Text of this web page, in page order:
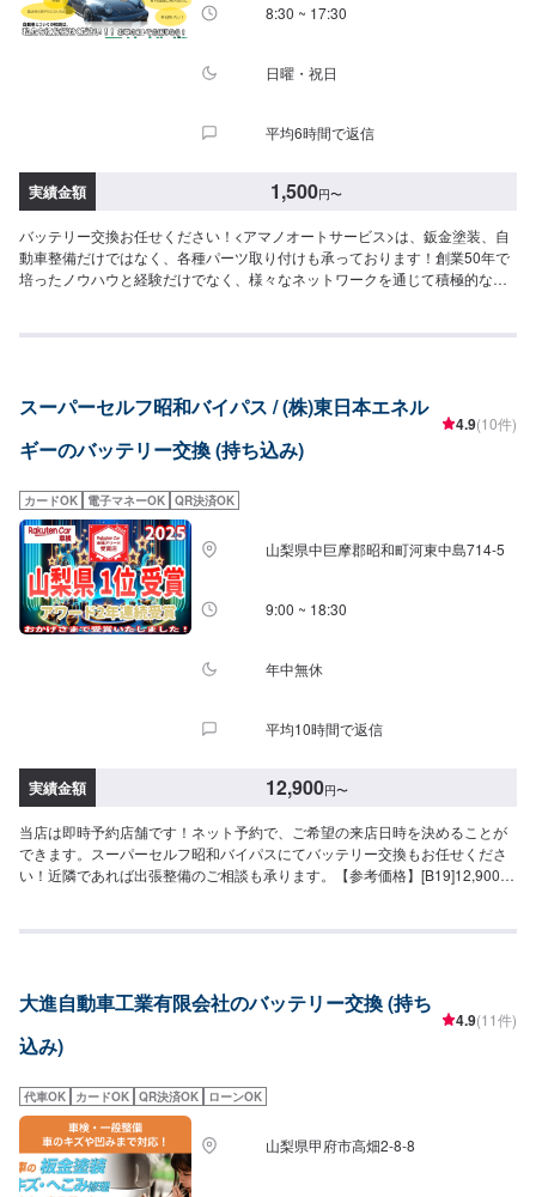
8:30 ~ 17:30
日曜・祝日
平均6時間で返信
実績金額 1,500円〜
バッテリー交換お任せください！<アマノオートサービス>は、鈑金塗装、自
動車整備だけではなく、各種パーツ取り付けも承っております！創業50年で
培ったノウハウと経験だけでなく、様々なネットワークを通じて積極的な技
できるよう、メーカー・車種を問わず、多様な技術・知識を熟知している当
点灯によるトラブルから、何らかの不調を起こしているエンジンのデータが
すぐに診断できます。ハイブリッド車のような最新鋭技術を搭載した車両に
も対応しております。---------------------------【1】オファーにてお問い合わせ
次第納車◆部品について◆部品販売：可能購入をご希望の場合には、車種・
車検証などのお写真をお送りいただき、オファー備考欄にて事前にお伝えい
ただきますとスムーズにご対応いたします。よろしくお願いいたします。-----
-------------------------------------------------◆注意（必ずご確認ください）◆※写真
は見本です。損傷具合等により価格、納車時期は変動します。予めご了承く
ださい。※輸入車の修理・メンテナンスの際に、部品の輸入が必要となる場合
がございます。部品到着までにお時間がかかる場合には、納車までお時間を
ございますので、予めご了承ください。【定休日・営業時間】定休日：日曜
スーパーセルフ昭和バイパス / (株)東日本エネル
ギーのバッテリー交換 (持ち込み)
4.9(10件)
カードOK 電子マネーOK QR決済OK
山梨県中巨摩郡昭和町河東中島714-5
9:00 ~ 18:30
年中無休
平均10時間で返信
実績金額 12,900円〜
当店は即時予約店舗です！ネット予約で、ご希望の来店日時を決めることが
できます。スーパーセルフ昭和バイパスにてバッテリー交換もお任せくださ
い！近隣であれば出張整備のご相談も承ります。【参考価格】[B19]12,900円
大進自動車工業有限会社のバッテリー交換 (持ち
込み)
4.9(11件)
代車OK カードOK QR決済OK ローンOK
山梨県甲府市高畑2-8-8